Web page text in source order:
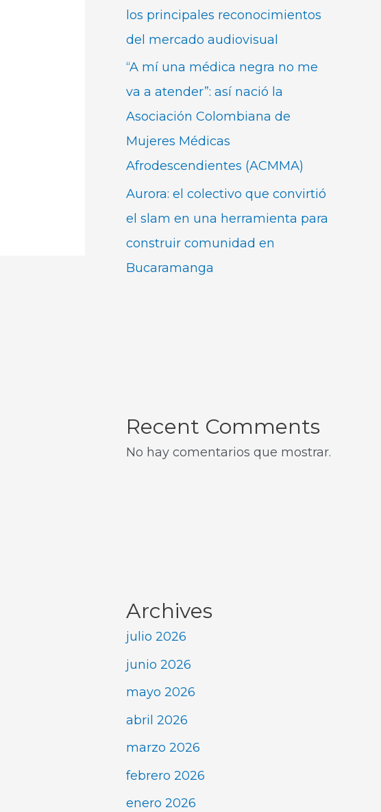
los principales reconocimientos
del mercado audiovisual
“A mí una médica negra no me
va a atender”: así nació la
Asociación Colombiana de
Mujeres Médicas
Afrodescendientes (ACMMA)
Aurora: el colectivo que convirtió
el slam en una herramienta para
construir comunidad en
Bucaramanga
Recent Comments
No hay comentarios que mostrar.
Archives
julio 2026
junio 2026
mayo 2026
abril 2026
marzo 2026
febrero 2026
enero 2026